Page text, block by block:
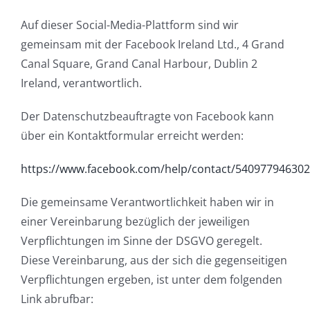
Auf dieser Social-Media-Plattform sind wir
gemeinsam mit der Facebook Ireland Ltd., 4 Grand
Canal Square, Grand Canal Harbour, Dublin 2
Ireland, verantwortlich.
Der Datenschutzbeauftragte von Facebook kann
über ein Kontaktformular erreicht werden:
https://www.facebook.com/help/contact/
Die gemeinsame Verantwortlichkeit haben wir in
einer Vereinbarung bezüglich der jeweiligen
Verpflichtungen im Sinne der DSGVO geregelt.
Diese Vereinbarung, aus der sich die gegenseitigen
Verpflichtungen ergeben, ist unter dem folgenden
Link abrufbar: